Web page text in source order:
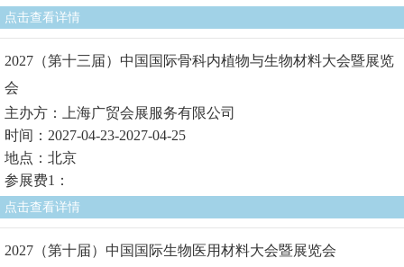
点击查看详情
2027（第十三届）中国国际骨科内植物与生物材料大会暨展览
会
主办方：上海广贸会展服务有限公司
时间：2027-04-23-2027-04-25
地点：北京
参展费1：
点击查看详情
2027（第十届）中国国际生物医用材料大会暨展览会